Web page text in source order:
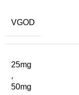
VGOD
25mg
,
50mg